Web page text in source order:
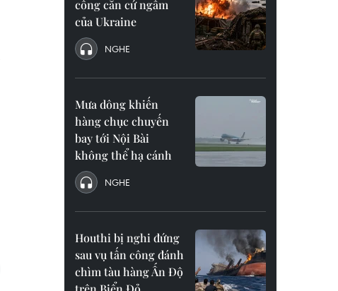
công căn cứ ngầm
của Ukraine
NGHE
Mưa dông khiến
hàng chục chuyến
bay tới Nội Bài
không thể hạ cánh
NGHE
Houthi bị nghi đứng
sau vụ tấn công đánh
chìm tàu hàng Ấn Độ